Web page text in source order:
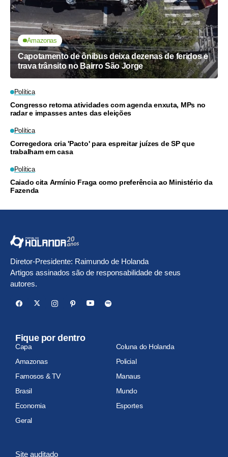
Amazonas
Capotamento de ônibus deixa dezenas de feridos e
trava trânsito no Bairro São Jorge
Política
Congresso retoma atividades com agenda enxuta, MPs no
radar e impasses antes das eleições
Política
Corregedora cria 'Pacto' para espreitar juízes de SP que
trabalham em casa
Política
Caiado cita Armínio Fraga como preferência ao Ministério da
Fazenda
Diretor-Presidente: Raimundo de Holanda
Artigos assinados são de responsabilidade de seus
autores.
Fique por dentro
Capa
Coluna do Holanda
Amazonas
Policial
Famosos & TV
Manaus
Brasil
Mundo
Economia
Esportes
Geral
Site auditado